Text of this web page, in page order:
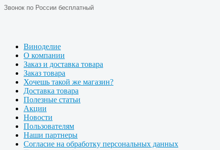
Звонок по России бесплатный
Виноделие
О компании
Заказ и доставка товара
Заказ товара
Хочешь такой же магазин?
Доставка товара
Полезные статьи
Акции
Новости
Пользователям
Наши партнеры
Согласие на обработку персональных данных